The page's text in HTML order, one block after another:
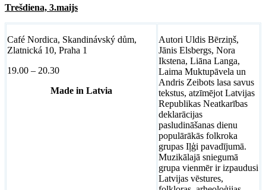
Trešdiena, 3.maijs
Café Nordica, Skandinávský dům,
Zlatnická 10, Praha 1
19.00 – 20.30
Made in Latvia
Autori Uldis Bērziņš,
Jānis Elsbergs, Nora
Ikstena, Liāna Langa,
Laima Muktupāvela un
Andris Zeibots lasa savus
tekstus, atzīmējot Latvijas
Republikas Neatkarības
deklarācijas
pasludināšanas dienu
populārākās folkroka
grupas Iļģi pavadījumā.
Muzikālajā sniegumā
grupa vienmēr ir izpaudusi
Latvijas vēstures,